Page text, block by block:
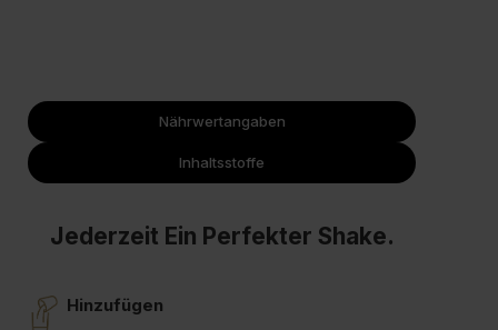
Nährwertangaben
Inhaltsstoffe
Jederzeit Ein Perfekter Shake.
Hinzufügen